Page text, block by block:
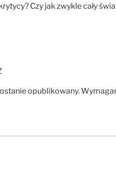
Czy jak zwykle cały
opublikowany.